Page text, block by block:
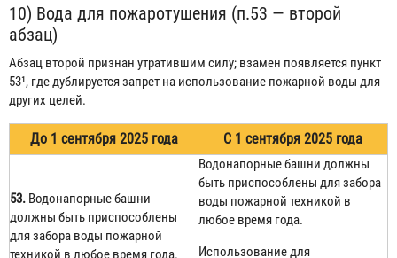
10) Вода для пожаротушения (п.53 — второй
абзац)
Абзац второй признан утратившим силу; взамен появляется пункт
53¹, где дублируется запрет на использование пожарной воды для
других целей.
До 1 сентября 2025 года С 1 сентября 2025 года
53. Водонапорные башни
должны быть приспособлены
для забора воды пожарной
техникой в любое время года.
Водонапорные башни должны
быть приспособлены для забора
воды пожарной техникой в
любое время года.
Использование для